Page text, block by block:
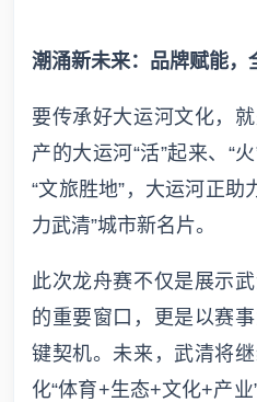
潮涌新未来：品牌赋能，
要传承好大运河文化，
产的大运河“活”起来、“
“文旅胜地”，大运河正助
力武清”城市新名片。
此次龙舟赛不仅是展示
的重要窗口，更是以赛
键契机。未来，武清将
化“体育+生态+文化+产